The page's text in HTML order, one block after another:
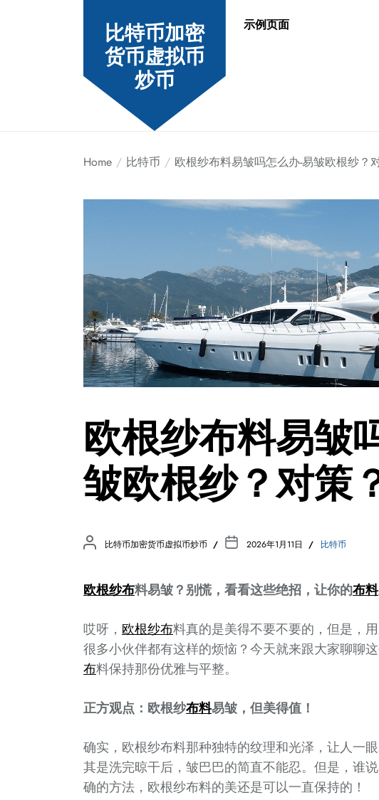
比特币加密
货币虚拟币
炒币
示例页面
Home 比特币 欧根纱布料易皱吗怎么办-易皱欧根纱？
欧根纱布料易皱
皱欧根纱？对策
比特币加密货币虚拟币炒币 2026年1月11日 比特币
欧根纱布料易皱？别慌，看看这些绝招，让你的布料
哎呀， 欧根纱布料真的是美得不要不要的，但是，
很多小伙伴都有这样的烦恼？今天就来跟大家聊聊
布料保持那份优雅与平整。
正方观点：欧根纱布料易皱，但美得值！
确实，欧根纱布料那种独特的纹理和光泽，让人一
其是洗完晾干后，皱巴巴的简直不能忍。但是，谁
确的方法，欧根纱布料的美还是可以一直保持的！